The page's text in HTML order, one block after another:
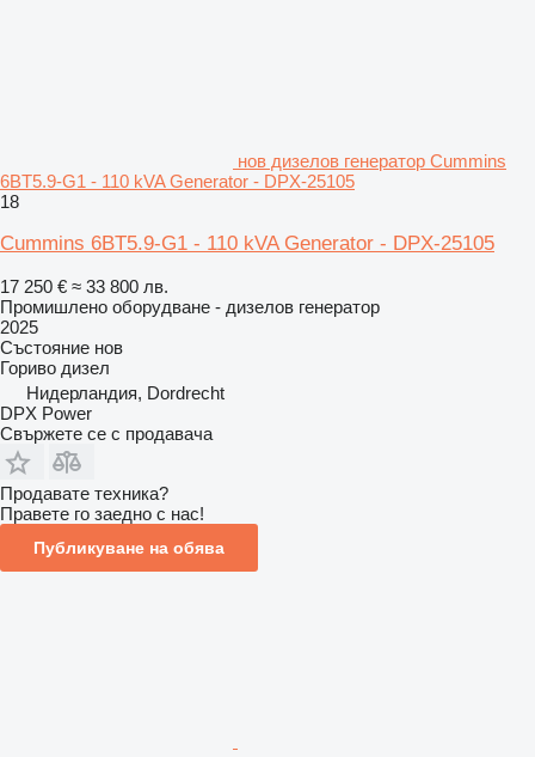
нов дизелов генератор Cummins
6BT5.9-G1 - 110 kVA Generator - DPX-25105
18
Cummins 6BT5.9-G1 - 110 kVA Generator - DPX-25105
17 250 € ≈ 33 800 лв.
Промишлено оборудване - дизелов генератор
2025
Състояние нов
Гориво дизел
Нидерландия, Dordrecht
DPX Power
Свържете се с продавача
Продавате техника?
Правете го заедно с нас!
Публикуване на обява